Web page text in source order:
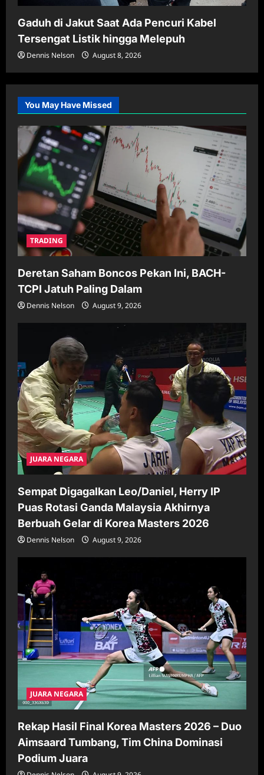
Gaduh di Jakut Saat Ada Pencuri Kabel
Tersengat Listik hingga Melepuh
Dennis Nelson August 8, 2026
You May Have Missed
TRADING
Deretan Saham Boncos Pekan Ini, BACH-
TCPI Jatuh Paling Dalam
Dennis Nelson August 9, 2026
JUARA NEGARA
Sempat Digagalkan Leo/Daniel, Herry IP
Puas Rotasi Ganda Malaysia Akhirnya
Berbuah Gelar di Korea Masters 2026
Dennis Nelson August 9, 2026
JUARA NEGARA
Rekap Hasil Final Korea Masters 2026 – Duo
Aimsaard Tumbang, Tim China Dominasi
Podium Juara